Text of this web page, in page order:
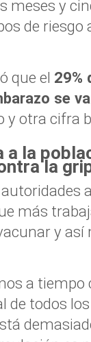
meses y
de riesgo
que el 29%
se
y otra cifra
a la
la
más
y así
a tiempo
de todos